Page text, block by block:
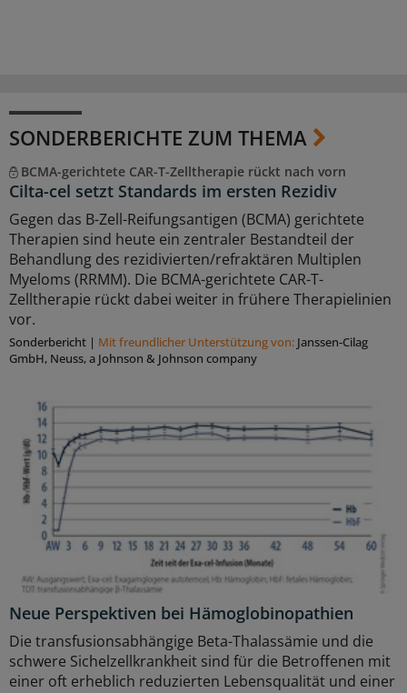
SONDERBERICHTE ZUM THEMA
BCMA-gerichtete CAR-T-Zelltherapie rückt nach vorn
Cilta-cel setzt Standards im ersten Rezidiv
Gegen das B-Zell-Reifungsantigen (BCMA) gerichtete
Therapien sind heute ein zentraler Bestandteil der
Behandlung des rezidivierten/refraktären Multiplen
Myeloms (RRMM). Die BCMA-gerichtete CAR-T-
Zelltherapie rückt dabei weiter in frühere Therapielinien
vor.
Sonderbericht | Mit freundlicher Unterstützung von: Janssen-Cilag
GmbH, Neuss, a Johnson & Johnson company
Neue Perspektiven bei Hämoglobinopathien
Die transfusionsabhängige Beta-Thalassämie und die
schwere Sichelzellkrankheit sind für die Betroffenen mit
einer oft erheblich reduzierten Lebensqualität und einer